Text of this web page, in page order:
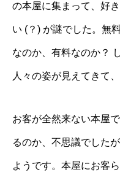
の本屋に集まって、好
い (？) が謎でした。無
なのか、有料なのか？
人々の姿が見えてきて
お客が全然来ない本屋
るのか、不思議でした
ようです。本屋にお客